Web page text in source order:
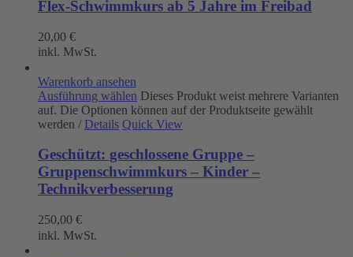
Flex-Schwimmkurs ab 5 Jahre im Freibad
20,00 €
inkl. MwSt.
Warenkorb ansehen
Ausführung wählen Dieses Produkt weist mehrere Varianten
auf. Die Optionen können auf der Produktseite gewählt
werden / Details Quick View
Geschützt: geschlossene Gruppe –
Gruppenschwimmkurs – Kinder –
Technikverbesserung
250,00 €
inkl. MwSt.